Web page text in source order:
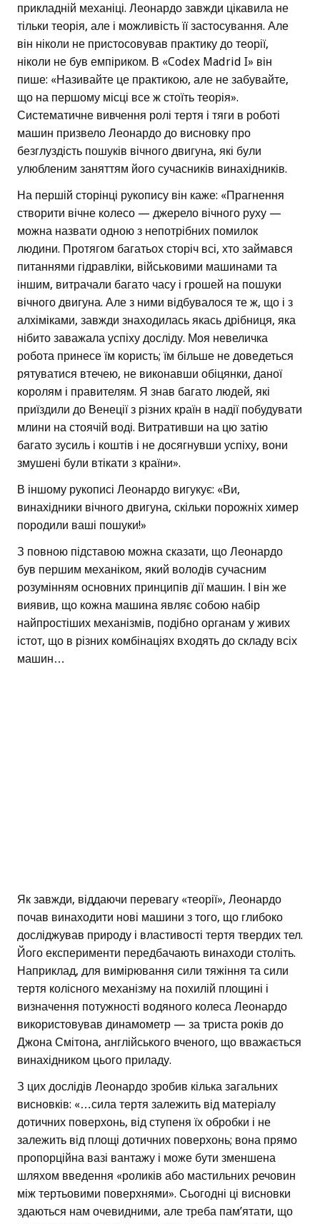
прикладній механіці. Леонардо завжди цікавила не
тільки теорія, але і можливість її застосування. Але
він ніколи не пристосовував практику до теорії,
ніколи не був емпіриком. В «Codex Madrid I» він
пише: «Називайте це практикою, але не забувайте,
що на першому місці все ж стоїть теорія».
Систематичне вивчення ролі тертя і тяги в роботі
машин призвело Леонардо до висновку про
безглуздість пошуків вічного двигуна, які були
улюбленим заняттям його сучасників винахідників.
На першій сторінці рукопису він каже: «Прагнення
створити вічне колесо — джерело вічного руху —
можна назвати одною з непотрібних помилок
людини. Протягом багатьох сторіч всі, хто займався
питаннями гідравліки, військовими машинами та
іншим, витрачали багато часу і грошей на пошуки
вічного двигуна. Але з ними відбувалося те ж, що і з
алхіміками, завжди знаходилась якась дрібниця, яка
нібито заважала успіху досліду. Моя невеличка
робота принесе їм користь; їм більше не доведеться
рятуватися втечею, не виконавши обіцянки, даної
королям і правителям. Я знав багато людей, які
приїздили до Венеції з різних країн в надії побудувати
млини на стоячій воді. Витративши на цю затію
багато зусиль і коштів і не досягнувши успіху, вони
змушені були втікати з країни».
В іншому рукописі Леонардо вигукує: «Ви,
винахідники вічного двигуна, скільки порожніх химер
породили ваші пошуки!»
З повною підставою можна сказати, що Леонардо
був першим механіком, який володів сучасним
розумінням основних принципів дії машин. І він же
виявив, що кожна машина являє собою набір
найпростіших механізмів, подібно органам у живих
істот, що в різних комбінаціях входять до складу всіх
машин…
Як завжди, віддаючи перевагу «теорії», Леонардо
почав винаходити нові машини з того, що глибоко
досліджував природу і властивості тертя твердих тел.
Його експерименти передбачають винаходи століть.
Наприклад, для вимірювання сили тяжіння та сили
тертя колісного механізму на похилій площині і
визначення потужності водяного колеса Леонардо
використовував динамометр — за триста років до
Джона Смітона, англійського вченого, що вважається
винахідником цього приладу.
З цих дослідів Леонардо зробив кілька загальних
висновків: «…сила тертя залежить від матеріалу
дотичних поверхонь, від ступеня їх обробки і не
залежить від площі дотичних поверхонь; вона прямо
пропорційна вазі вантажу і може бути зменшена
шляхом введення «роликів або мастильних речовин
між тертьовими поверхнями». Сьогодні ці висновки
здаються нам очевидними, але треба пам’ятати, що